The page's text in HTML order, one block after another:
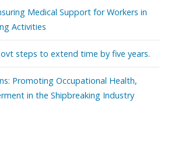
Medical Support for Workers in
Activities
steps to extend time by five years.
Promoting Occupational Health,
in the Shipbreaking Industry